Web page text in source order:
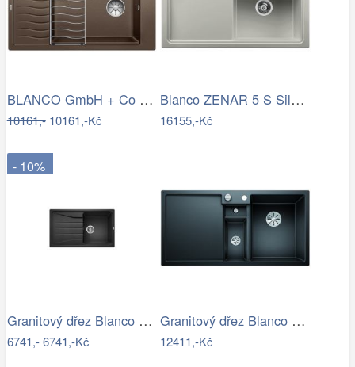
BLANCO GmbH + Co KG Granitový dřez…
10161,-10161,-Kč
Blanco ZENAR 5 S Silgranit perlově šedá…
16155,-Kč
- 10%
Granitový dřez Blanco SONA 45 S…
6741,-6741,-Kč
Granitový dřez Blanco COLLECTIS 6 S…
12411,-Kč